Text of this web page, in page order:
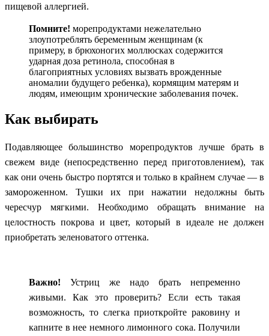
пищевой аллергией.
Помните! морепродуктами нежелательно
злоупотреблять беременным женщинам (к
примеру, в брюхоногих моллюсках содержится
ударная доза ретинола, способная в
благоприятных условиях вызвать врожденные
аномалии будущего ребенка), кормящим матерям и
людям, имеющим хронические заболевания почек.
Как выбирать
Подавляющее большинство морепродуктов лучше брать в
свежем виде (непосредственно перед приготовлением), так
как они очень быстро портятся и только в крайнем случае — в
замороженном. Тушки их при нажатии недолжны быть
чересчур мягкими. Необходимо обращать внимание на
целостность покрова и цвет, который в идеале не должен
приобретать зеленоватого оттенка.
Важно! Устриц же надо брать непременно
живыми. Как это проверить? Если есть такая
возможность, то слегка приоткройте раковину и
капните в нее немного лимонного сока. Получили